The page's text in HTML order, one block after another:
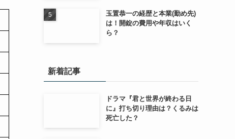
玉置恭一の経歴と本業(勤め先)
は！開錠の費用や年収はいく
ら？
新着記事
ドラマ『君と世界が終わる日
に』打ち切り理由は？くるみは
死亡した？